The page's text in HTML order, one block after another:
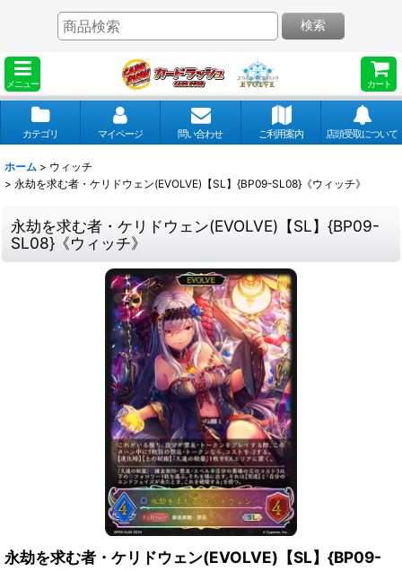
メニュー カート
検索
カテゴリ マイページ 問い合わせ ご利用案内 店頭受取について
ホーム > ウィッチ
> 永劫を求む者・ケリドウェン(EVOLVE)【SL】{BP09-SL08}《ウィッチ》
永劫を求む者・ケリドウェン(EVOLVE)【SL】{BP09-
SL08}《ウィッチ》
永劫を求む者・ケリドウェン(EVOLVE)【SL】{BP09-